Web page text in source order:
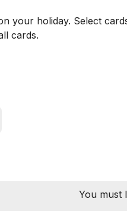
your holiday. Select
cards.
You must